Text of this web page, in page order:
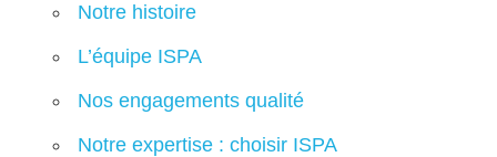
Notre histoire
L’équipe ISPA
Nos engagements qualité
Notre expertise : choisir ISPA